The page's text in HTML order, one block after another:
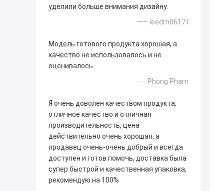
уделили больше внимания дизайну.
—— leedm0617 l
Модель готового продукта хорошая, а
качество не использовалось и не
оценивалось.
—— Phong Pham
Я очень доволен качеством продукта,
отличное качество и отличная
производительность, цена
действительно очень хорошая, а
продавец очень-очень добрый и всегда
доступен и готов помочь, доставка была
супер быстрой и качественная упаковка,
рекомендую на 100%